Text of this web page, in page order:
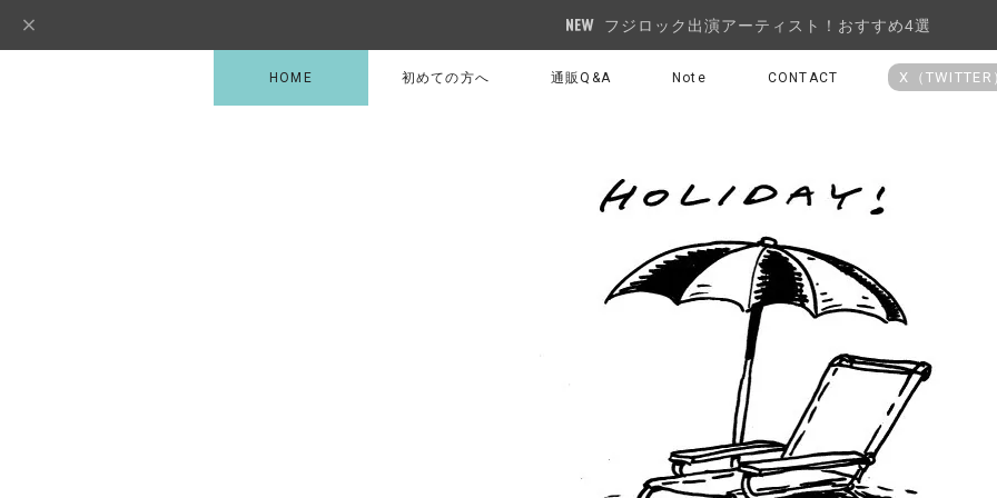
フジロック出演アーティスト！おすすめ4選
HOME 初めての方へ 通販Q&A Note CONTACT X（TWITTER